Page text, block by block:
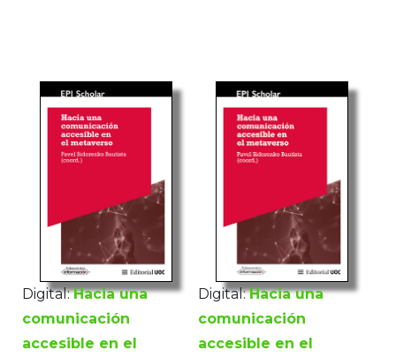
Digital: Hacia una
comunicación
accesible en el
Digital: Hacia una
comunicación
accesible en el